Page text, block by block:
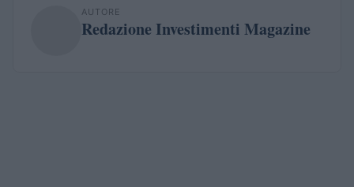
AUTORE
Redazione Investimenti Magazine